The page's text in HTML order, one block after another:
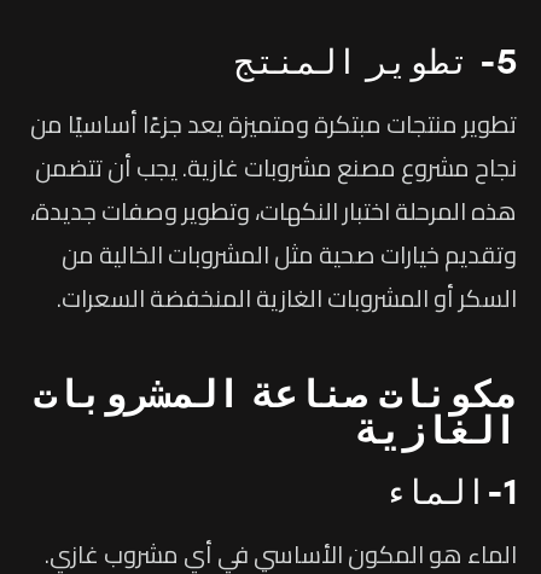
5- تطوير المنتج
تطوير منتجات مبتكرة ومتميزة يعد جزءًا أساسيًا من
نجاح مشروع مصنع مشروبات غازية. يجب أن تتضمن
هذه المرحلة اختبار النكهات، وتطوير وصفات جديدة،
وتقديم خيارات صحية مثل المشروبات الخالية من
السكر أو المشروبات الغازية المنخفضة السعرات.
مكونات صناعة المشروبات
الغازية
1-الماء
الماء هو المكون الأساسي في أي مشروب غازي.